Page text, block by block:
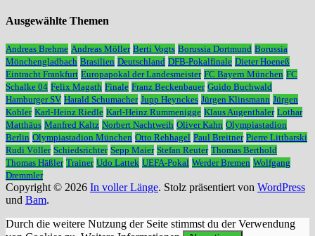
Ausgewählte Themen
Andreas Brehme Andreas Möller Berti Vogts Borussia Dortmund Borussia
Mönchengladbach Brasilien Deutschland DFB-Pokalfinale Dieter Hoeneß
Eintracht Frankfurt Europapokal der Landesmeister FC Bayern München FC
Schalke 04 Felix Magath Finale Franz Beckenbauer Guido Buchwald
Hamburger SV Harald Schumacher Jupp Heynckes Jürgen Klinsmann Jürgen
Kohler Karl-Heinz Riedle Karl-Heinz Rummenigge Klaus Augenthaler Lothar
Matthäus Manfred Kaltz Norbert Nachtweih Oliver Kahn Olympiastadion
Berlin Olympiastadion München Otto Rehhagel Paul Breitner Pierre Littbarski
Rudi Völler Schiedsrichter Sepp Maier Stefan Reuter Thomas Berthold
Thomas Häßler Trainer Udo Lattek UEFA-Pokal Werder Bremen Wolfgang
Dremmler
Copyright © 2026 In voller Länge. Stolz präsentiert von WordPress
und Bam.
Durch die weitere Nutzung der Seite stimmst du der Verwendung